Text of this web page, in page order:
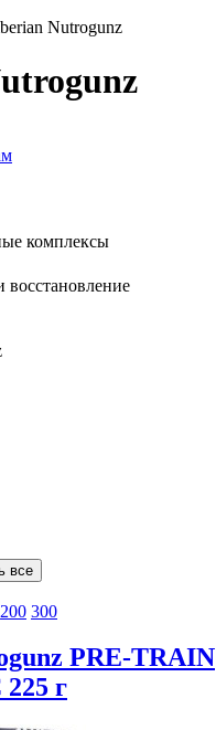
Nutrogunz
комплексы
восстановление
200 300
PRE-TRAIN
г